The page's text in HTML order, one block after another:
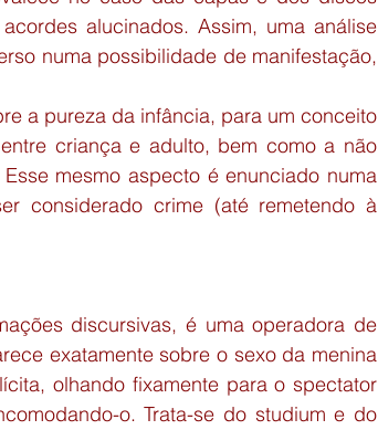
alucinados. Assim, uma análise
numa possibilidade de manifestação,
a pureza da infância, para um conceito
criança e adulto, bem como a não
mesmo aspecto é enunciado numa
considerado crime (até remetendo à
discursivas, é uma operadora de
exatamente sobre o sexo da menina
olhando fixamente para o spectator
o. Trata-se do studium e do